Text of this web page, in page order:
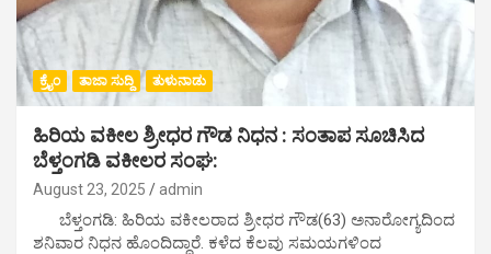
ಕ್ರೈಂ ತಾಜಾ ಸುದ್ದಿ ತುಳುನಾಡು
ಹಿರಿಯ ವಕೀಲ ಶ್ರೀಧರ ಗೌಡ ನಿಧನ : ಸಂತಾಪ ಸೂಚಿಸಿದ
ಬೆಳ್ತಂಗಡಿ ವಕೀಲರ ಸಂಘ:
August 23, 2025 admin
ಬೆಳ್ತಂಗಡಿ: ಹಿರಿಯ ವಕೀಲರಾದ ಶ್ರೀಧರ ಗೌಡ(63) ಅನಾರೋಗ್ಯದಿಂದ
ಶನಿವಾರ ನಿಧನ ಹೊಂದಿದ್ದಾರೆ. ಕಳೆದ ಕೆಲವು ಸಮಯಗಳಿಂದ